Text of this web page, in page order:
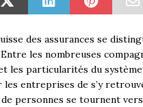
des assurances se
les nombreuses
les particularités du
les entreprises de s’y
personnes se tournent